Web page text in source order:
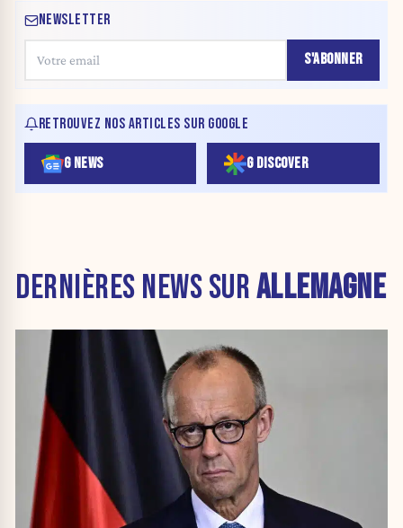
NEWSLETTER
S'ABONNER
RETROUVEZ NOS ARTICLES SUR GOOGLE
G NEWS G DISCOVER
DERNIÈRES NEWS SURALLEMAGNE